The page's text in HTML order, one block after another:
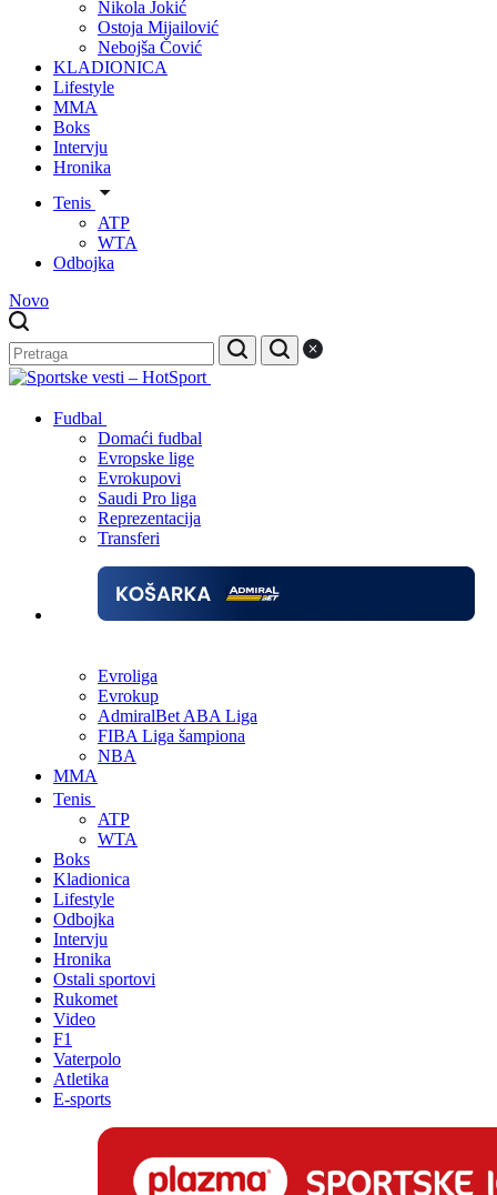
Nikola Jokić
Ostoja Mijailović
Nebojša Čović
KLADIONICA
Lifestyle
MMA
Boks
Intervju
Hronika
Tenis
ATP
WTA
Odbojka
Novo
Fudbal
Domaći fudbal
Evropske lige
Evrokupovi
Saudi Pro liga
Reprezentacija
Transferi
Evroliga
Evrokup
AdmiralBet ABA Liga
FIBA Liga šampiona
NBA
MMA
Tenis
ATP
WTA
Boks
Kladionica
Lifestyle
Odbojka
Intervju
Hronika
Ostali sportovi
Rukomet
Video
F1
Vaterpolo
Atletika
E-sports